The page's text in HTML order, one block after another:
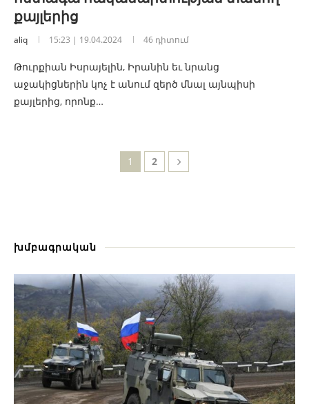
քայլերից
aliq 15:23 | 19.04.2024 46 դիտում
Թուրքիան Իսրայելին, Իրանին եւ նրանց
աջակիցներին կոչ է անում զերծ մնալ այնպիսի
քայլերից, որոնք…
1 2
խմբագրական